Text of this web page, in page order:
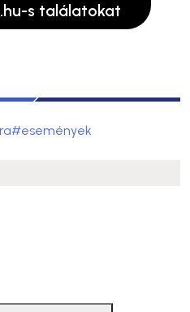
s találatokat
#események